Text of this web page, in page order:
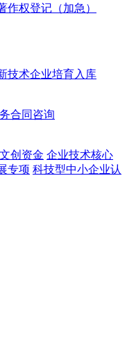
作权登记（加急）
技术企业培育入库
合同咨询
文创资金 企业技术核心
专项 科技型中小企业认